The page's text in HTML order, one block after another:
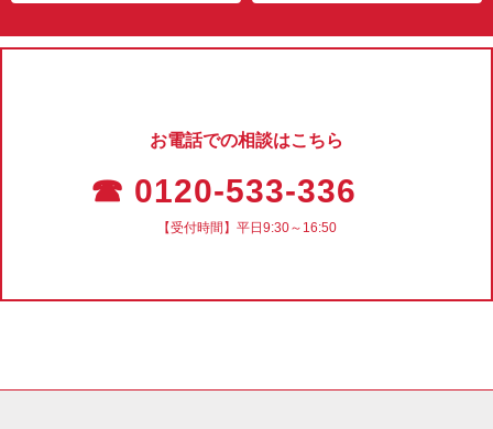
お電話での相談はこちら
☎ 0120-533-336
【受付時間】平日9:30～16:50